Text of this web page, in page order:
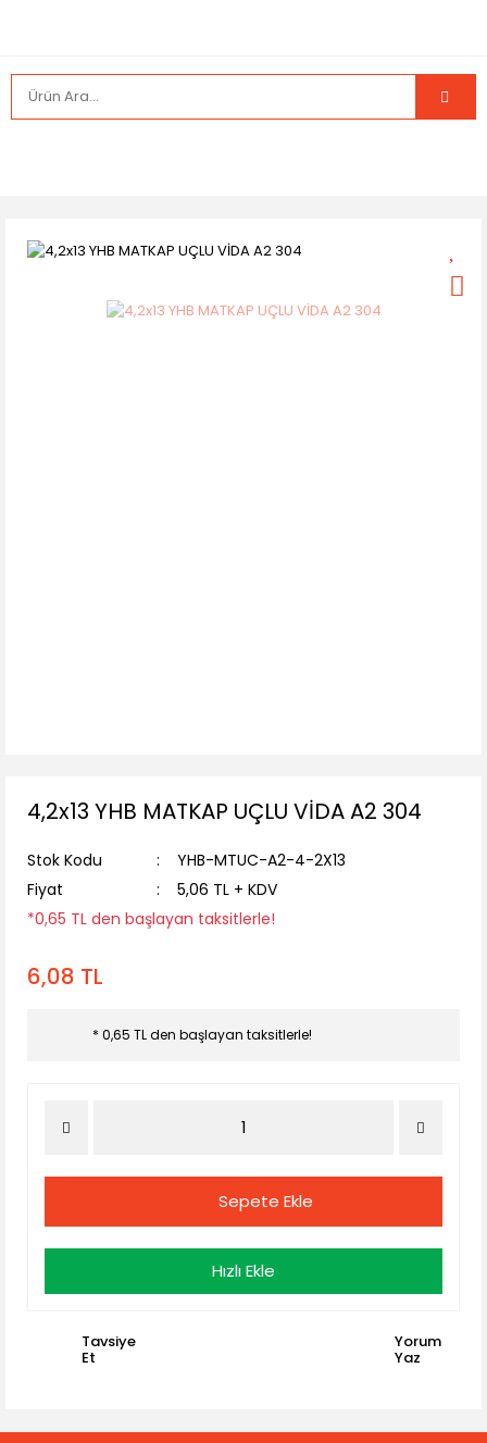
4,2x13 YHB MATKAP UÇLU VİDA A2 304
Stok Kodu
YHB-MTUC-A2-4-2X13
Fiyat
5,06 TL + KDV
*0,65 TL den başlayan taksitlerle!
6,08 TL
* 0,65 TL den başlayan taksitlerle!
Sepete Ekle
Hızlı Ekle
Tavsiye
Et
Yorum
Yaz